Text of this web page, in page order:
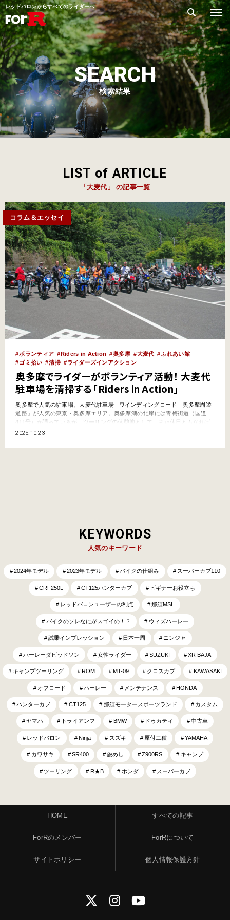
レッドバロンからすべてのライダーへ
SEARCH
検索結果
LIST of ARTICLE
「大麦代」 の記事一覧
コラム＆エッセイ
ボランティア Riders in Action 奥多摩 大麦代
ふれあい館
ゴミ拾い
清掃 ライダーズインアクション
奥多摩でライダーがボランティア活動！ 大麦代
駐車場を清掃する「Riders in Action」
奥多摩で人気の駐車場、大麦代駐車場 ワインディングロード「奥多摩周遊
道路」が人気の東京・奥多摩エリア。奥多摩湖の北岸には青梅街道（国道
411号）が通っているが、ツーリングの休憩地として、また休日ともなれば
多くのクルマ・バイクファンが集まる場所として知られているのが大麦代
した舗装駐車場には…
2025.10.23
KEYWORDS
人気のキーワード
2024年モデル 2023年モデル バイクの仕組み スーパーカブ110
CRF250L CT125ハンターカブ ビギナーお役立ち
レッドバロンユーザーの利点 那須MSL
バイクのソレなにがスゴイの！？ ウィズハーレー
試乗インプレッション 日本一周 ニンジャ
ハーレーダビッドソン 女性ライダー SUZUKI XR BAJA
キャンプツーリング ROM MT-09 クロスカブ KAWASAKI
オフロード ハーレー メンテナンス HONDA
ハンターカブ CT125 那須モータースポーツランド カスタム
ヤマハ トライアンフ BMW ドゥカティ 中古車
レッドバロン Ninja スズキ 原付二種 YAMAHA
カワサキ SR400 旅めし Z900RS キャンプ
ツーリング R★B ホンダ スーパーカブ
HOME すべての記事
ForRのメンバー ForRについて
サイトポリシー 個人情報保護方針